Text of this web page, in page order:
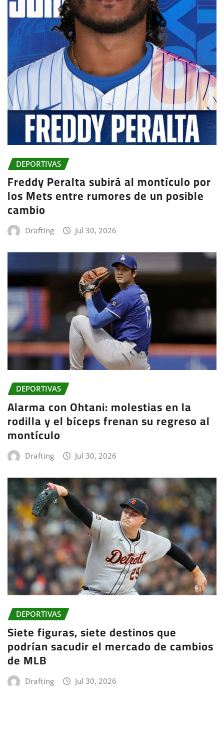
DEPORTIVAS
Freddy Peralta subirá al montículo por
los Mets entre rumores de un posible
cambio
Drafting Jul 30, 2026
DEPORTIVAS
Alarma con Ohtani: molestias en la
rodilla y el bíceps frenan su regreso al
montículo
Drafting Jul 30, 2026
DEPORTIVAS
Siete figuras, siete destinos que
podrían sacudir el mercado de cambios
de MLB
Drafting Jul 30, 2026